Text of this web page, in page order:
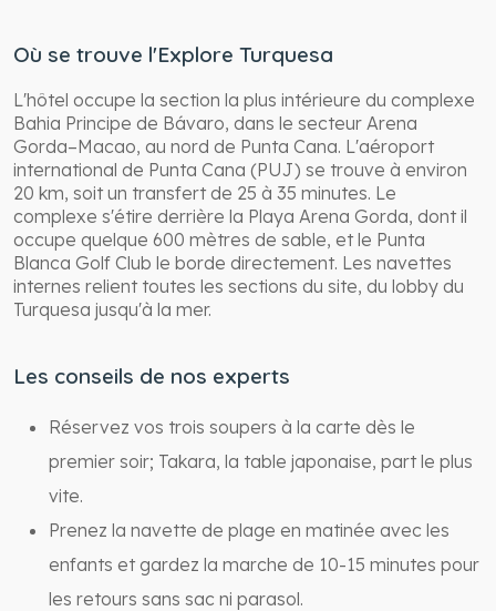
Où se trouve l'Explore Turquesa
L'hôtel occupe la section la plus intérieure du complexe
Bahia Principe de Bávaro, dans le secteur Arena
Gorda–Macao, au nord de Punta Cana. L'aéroport
international de Punta Cana (PUJ) se trouve à environ
20 km, soit un transfert de 25 à 35 minutes. Le
complexe s'étire derrière la Playa Arena Gorda, dont il
occupe quelque 600 mètres de sable, et le Punta
Blanca Golf Club le borde directement. Les navettes
internes relient toutes les sections du site, du lobby du
Turquesa jusqu'à la mer.
Les conseils de nos experts
Réservez vos trois soupers à la carte dès le
premier soir; Takara, la table japonaise, part le plus
vite.
Prenez la navette de plage en matinée avec les
enfants et gardez la marche de 10-15 minutes pour
les retours sans sac ni parasol.